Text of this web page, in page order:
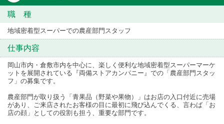
職 種
地域密着型スーパーでの農産部門スタッフ
仕事内容
岡山市内・倉敷市内を中心に、楽しく便利な地域密着型スーパーマーケ
ットを展開されている『両備ストアカンパニー』での「農産部門スタッ
フ」の募集です。
農産部門が取り扱う「青果品（野菜や果物）」はお店の入口付近に売場
があり、ご来店されたお客様の目に最初に飛び込んでくる、言わば「お
店の顔」としての役割も担う、重要な部門です。